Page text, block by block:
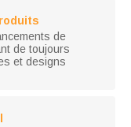
de
de toujours
et designs